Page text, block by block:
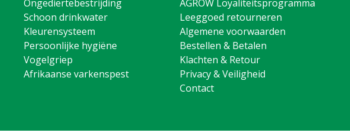
Ongediertebestrijding
Schoon drinkwater
Kleurensysteem
Persoonlijke hygiëne
Vogelgriep
Afrikaanse varkenspest
AGROW Loyaliteitsprogramma
Leeggoed retourneren
Algemene voorwaarden
Bestellen & Betalen
Klachten & Retour
Privacy & Veiligheid
Contact